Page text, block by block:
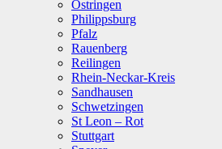
Östringen
Philippsburg
Pfalz
Rauenberg
Reilingen
Rhein-Neckar-Kreis
Sandhausen
Schwetzingen
St Leon – Rot
Stuttgart